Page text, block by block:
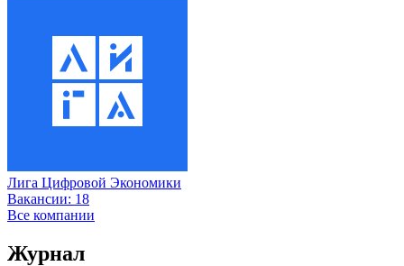
Лига Цифровой Экономики
Вакансии: 18
Все компании
Журнал